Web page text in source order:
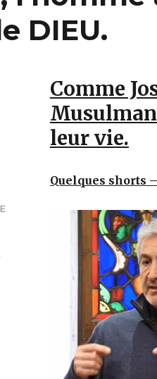
DIEU.
Comme
leur vie.
Quelques shorts